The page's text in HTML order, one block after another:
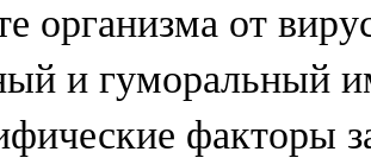
организма от
и гуморальный
факторы